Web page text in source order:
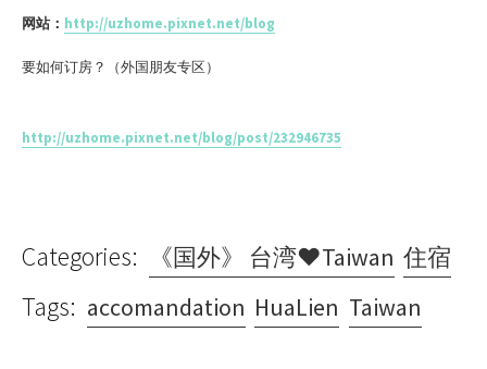
网站： http://uzhome.pixnet.net/blog
要如何订房？（外国朋友专区）
http://uzhome.pixnet.net/blog/post/232946735
Categories: 《国外》 台湾♥Taiwan 住宿
Tags: accomandation HuaLien Taiwan